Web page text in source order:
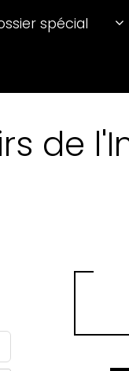
spécial
de